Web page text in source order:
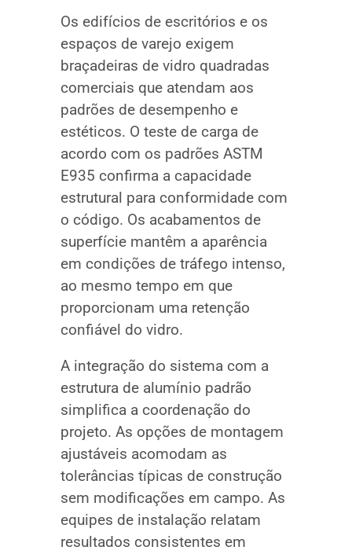
Os edifícios de escritórios e os
espaços de varejo exigem
braçadeiras de vidro quadradas
comerciais que atendam aos
padrões de desempenho e
estéticos. O teste de carga de
acordo com os padrões ASTM
E935 confirma a capacidade
estrutural para conformidade com
o código. Os acabamentos de
superfície mantêm a aparência
em condições de tráfego intenso,
ao mesmo tempo em que
proporcionam uma retenção
confiável do vidro.
A integração do sistema com a
estrutura de alumínio padrão
simplifica a coordenação do
projeto. As opções de montagem
ajustáveis acomodam as
tolerâncias típicas de construção
sem modificações em campo. As
equipes de instalação relatam
resultados consistentes em